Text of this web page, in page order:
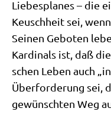
Lie­bes­pla­nes – die
Keusch­heit sei,
Sei­nen Gebo­ten
Kar­di­nals ist, daß
schen Leben auch
Über­for­de­rung sei,
gewünsch­ten Weg